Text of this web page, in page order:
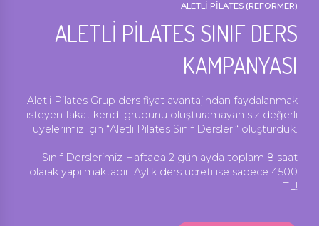
ALETLİ PİLATES (REFORMER)
ALETLİ PİLATES SINIF DERS
KAMPANYASI
Aletli Pilates Grup ders fiyat avantajından faydalanmak
isteyen fakat kendi grubunu oluşturamayan siz değerli
üyelerimiz için “Aletli Pilates Sınıf Dersleri“ oluşturduk.
Sınıf Derslerimiz Haftada 2 gün ayda toplam 8 saat
olarak yapılmaktadır. Aylık ders ücreti ise sadece 4500
TL!